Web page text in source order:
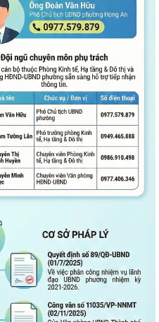
Nghị quyết số 23/2026/NQ-HĐND
phát triển trong kỷ nguyên số
Phương án bồi thường, hỗ trợ dự
QUYẾT SỐ 80-NQ/TW NGÀY
VIỆT NAM - XÂY...
ĐÁNH GIÁ TÌNH HÌNH TRIỂN KHAI
MA...
BÀN PHƯỜNG HỒNG AN – DẤU
ĐÔ THỊ VĂN...
họp thường lệ giữa năm 2026)
VỆ SINH MÔI TRƯỜNG, CHUNG
- SẠCH - ĐẸP